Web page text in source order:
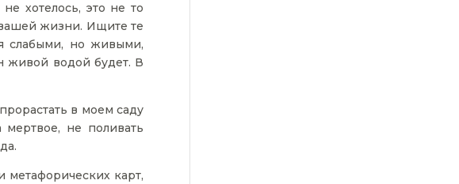
хотелось, это не то
жизни. Ищите те
слабыми, но живыми,
живой водой будет. В
в моем саду
не поливать
карт,